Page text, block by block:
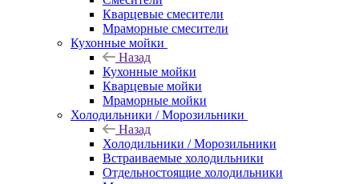
Кварцевые смесители
Мраморные смесители
Кухонные мойки
Назад
Кухонные мойки
Кварцевые мойки
Мраморные мойки
Холодильники / Морозильники
Назад
Холодильники / Морозильники
Встраиваемые холодильники
Отдельностоящие холодильники